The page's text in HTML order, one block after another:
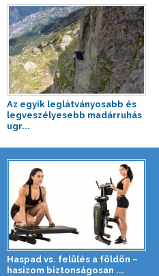
Az egyik leglátványosabb és
legveszélyesebb madárruhás
ugr...
Haspad vs. felülés a földön –
hasizom biztonságosan ...